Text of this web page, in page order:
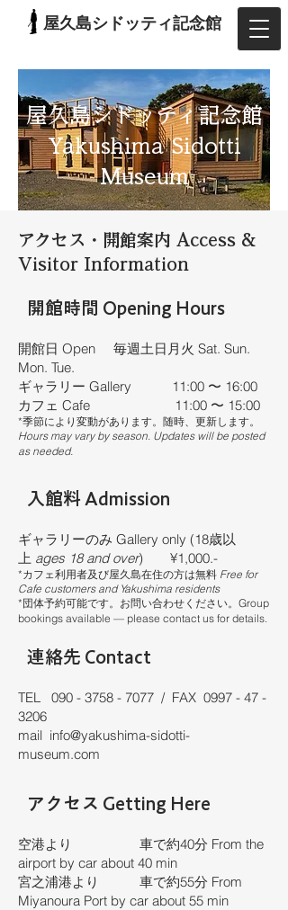
屋久島シドッティ記念館
屋久島シドッティ記念館
Yakushima Sidotti
Museum
アクセス・開館案内 Access &
Visitor Information
開館時間 Opening Hours
​開館日 Open 毎週土日月火 Sat. Sun.
Mon. Tue.
ギャラリー Gallery 11:00 〜 16:00
カフェ Cafe 11:00 〜 15:00
*季節により変動があります。随時、更新します。
Hours may vary by season. Updates will be posted
as needed.
入館料 Admission
ギャラリーのみ Gallery only (18歳以
上 ages 18 and over) ¥1,000.-
*カフェ利用者及び屋久島在住の方は無料 Free for
Cafe customers and Yakushima residents
*​団体予約可能です。お問い合わせください。Group
bookings available — please contact us for details.
連絡先 Contact
TEL 090 - 3758 - 7077 / FAX 0997 - 47 -
3206
mail info@yakushima-sidotti-
museum.com
アクセス Getting Here
空港より 車で約40分 From the
airport by car about 40 min
宮之浦港より 車で約55分 From
Miyanoura Port by car about 55 min